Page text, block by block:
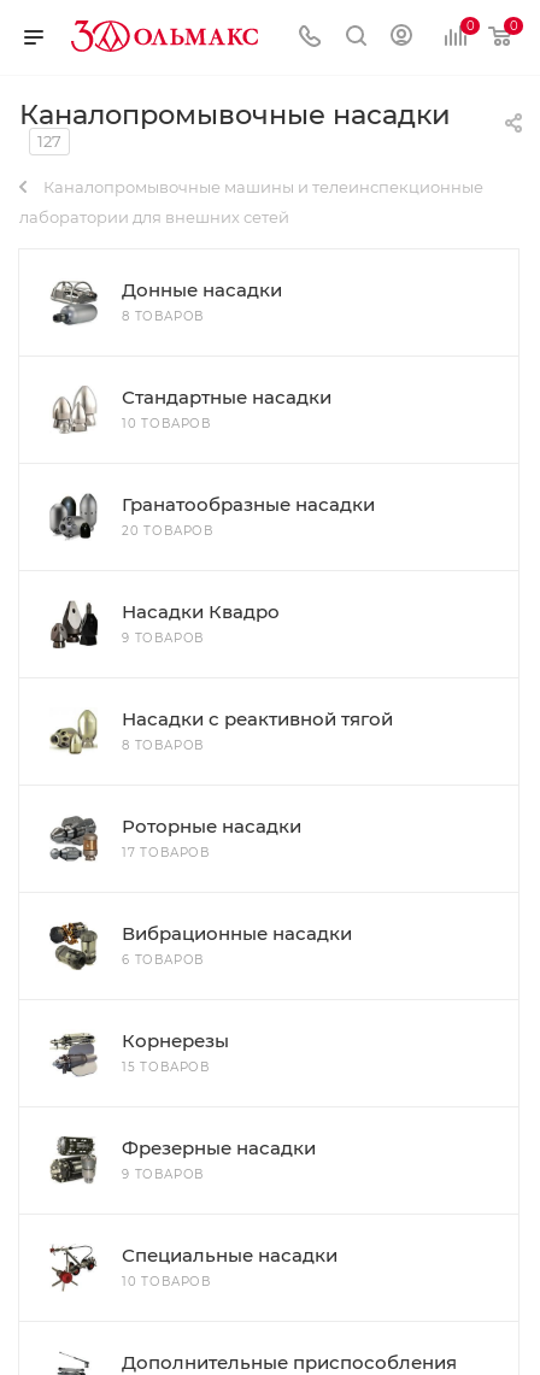
0 0
Каналопромывочные насадки
127
Каналопромывочные машины и телеинспекционные
лаборатории для внешних сетей
Донные насадки
8 ТОВАРОВ
Стандартные насадки
10 ТОВАРОВ
Гранатообразные насадки
20 ТОВАРОВ
Насадки Квадро
9 ТОВАРОВ
Насадки с реактивной тягой
8 ТОВАРОВ
Роторные насадки
17 ТОВАРОВ
Вибрационные насадки
6 ТОВАРОВ
Корнерезы
15 ТОВАРОВ
Фрезерные насадки
9 ТОВАРОВ
Специальные насадки
10 ТОВАРОВ
Дополнительные приспособления